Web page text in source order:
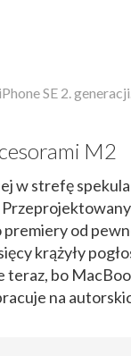
iPhone SE 2.
M2
w strefę
Przeprojektowany
od
krążyły
teraz, bo
na